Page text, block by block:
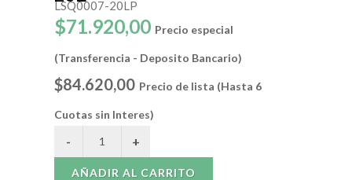
LSQ0007-20LP
$71.920,00 Precio especial
(Transferencia - Deposito Bancario)
$84.620,00 Precio de lista (Hasta 6
Cuotas sin Interes)
AÑADIR AL CARRITO